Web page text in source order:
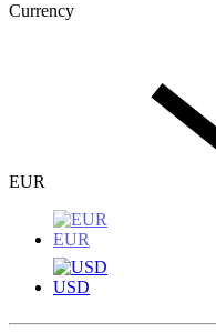
Currency
EUR
EUR
USD